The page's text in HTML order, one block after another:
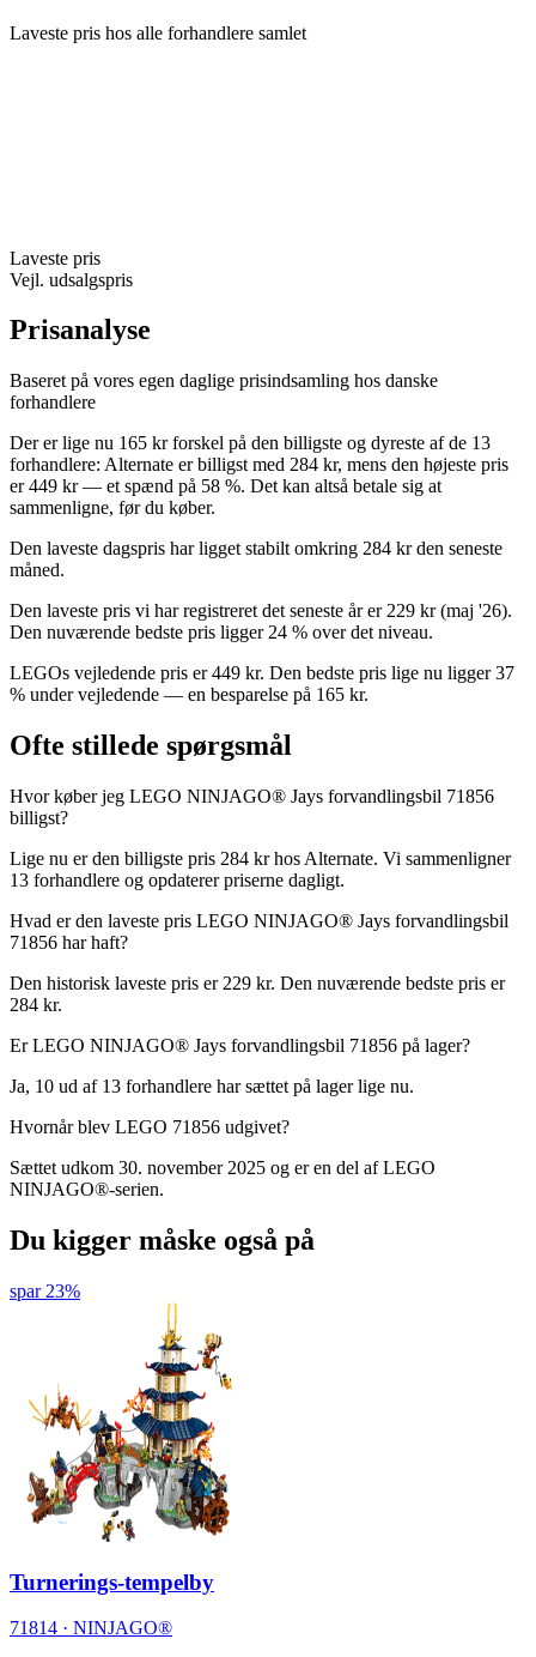
Laveste pris hos alle forhandlere samlet
Laveste pris
Vejl. udsalgspris
Prisanalyse
Baseret på vores egen daglige prisindsamling hos danske
forhandlere
Der er lige nu 165 kr forskel på den billigste og dyreste af de 13
forhandlere: Alternate er billigst med 284 kr, mens den højeste pris
er 449 kr — et spænd på 58 %. Det kan altså betale sig at
sammenligne, før du køber.
Den laveste dagspris har ligget stabilt omkring 284 kr den seneste
måned.
Den laveste pris vi har registreret det seneste år er 229 kr (maj '26).
Den nuværende bedste pris ligger 24 % over det niveau.
LEGOs vejledende pris er 449 kr. Den bedste pris lige nu ligger 37
% under vejledende — en besparelse på 165 kr.
Ofte stillede spørgsmål
Hvor køber jeg LEGO NINJAGO® Jays forvandlingsbil 71856
billigst?
Lige nu er den billigste pris 284 kr hos Alternate. Vi sammenligner
13 forhandlere og opdaterer priserne dagligt.
Hvad er den laveste pris LEGO NINJAGO® Jays forvandlingsbil
71856 har haft?
Den historisk laveste pris er 229 kr. Den nuværende bedste pris er
284 kr.
Er LEGO NINJAGO® Jays forvandlingsbil 71856 på lager?
Ja, 10 ud af 13 forhandlere har sættet på lager lige nu.
Hvornår blev LEGO 71856 udgivet?
Sættet udkom 30. november 2025 og er en del af LEGO
NINJAGO®-serien.
Du kigger måske også på
spar 23%
Turnerings-tempelby
71814 · NINJAGO®